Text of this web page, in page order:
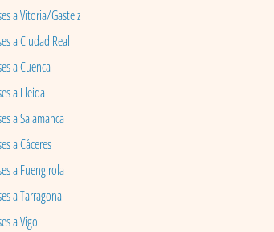
a Vitoria/Gasteiz
a Ciudad Real
a Cuenca
a Lleida
a Salamanca
a Cáceres
a Fuengirola
a Tarragona
a Vigo